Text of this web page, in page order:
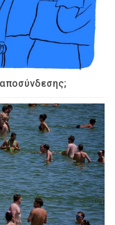
αποσύνδεσης;